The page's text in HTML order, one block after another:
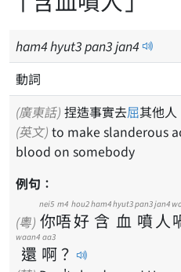
ham4hyut3pan3jan4
動詞
(廣東話) 捏造事實去屈其他人
(英文)
blood on somebody
例句：
(粵) 你
nei5
唔
m4
好
hou2
含
ham4
血
hyut3
噴
pan3
人
jan4
還
waan4
啊
aa3
？